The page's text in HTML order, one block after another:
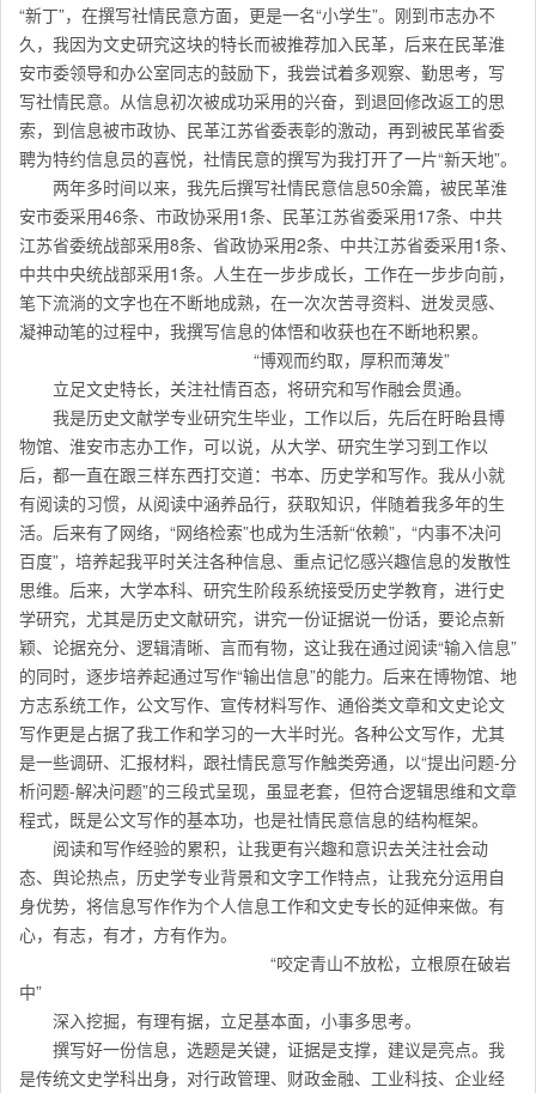
“新丁”，在撰写社情民意方面，更是一名“小学生”。刚到市志办不
久，我因为文史研究这块的特长而被推荐加入民革，后来在民革淮
安市委领导和办公室同志的鼓励下，我尝试着多观察、勤思考，写
写社情民意。从信息初次被成功采用的兴奋，到退回修改返工的思
索，到信息被市政协、民革江苏省委表彰的激动，再到被民革省委
聘为特约信息员的喜悦，社情民意的撰写为我打开了一片“新天地”。
两年多时间以来，我先后撰写社情民意信息50余篇，被民革淮
安市委采用46条、市政协采用1条、民革江苏省委采用17条、中共
江苏省委统战部采用8条、省政协采用2条、中共江苏省委采用1条、
中共中央统战部采用1条。人生在一步步成长，工作在一步步向前，
笔下流淌的文字也在不断地成熟，在一次次苦寻资料、迸发灵感、
凝神动笔的过程中，我撰写信息的体悟和收获也在不断地积累。
“博观而约取，厚积而薄发”
立足文史特长，关注社情百态，将研究和写作融会贯通。
我是历史文献学专业研究生毕业，工作以后，先后在盱眙县博
物馆、淮安市志办工作，可以说，从大学、研究生学习到工作以
后，都一直在跟三样东西打交道：书本、历史学和写作。我从小就
有阅读的习惯，从阅读中涵养品行，获取知识，伴随着我多年的生
活。后来有了网络，“网络检索”也成为生活新“依赖”，“内事不决问
百度”，培养起我平时关注各种信息、重点记忆感兴趣信息的发散性
思维。后来，大学本科、研究生阶段系统接受历史学教育，进行史
学研究，尤其是历史文献研究，讲究一份证据说一份话，要论点新
颖、论据充分、逻辑清晰、言而有物，这让我在通过阅读“输入信息”
的同时，逐步培养起通过写作“输出信息”的能力。后来在博物馆、地
方志系统工作，公文写作、宣传材料写作、通俗类文章和文史论文
写作更是占据了我工作和学习的一大半时光。各种公文写作，尤其
是一些调研、汇报材料，跟社情民意写作触类旁通，以“提出问题-分
析问题-解决问题”的三段式呈现，虽显老套，但符合逻辑思维和文章
程式，既是公文写作的基本功，也是社情民意信息的结构框架。
阅读和写作经验的累积，让我更有兴趣和意识去关注社会动
态、舆论热点，历史学专业背景和文字工作特点，让我充分运用自
身优势，将信息写作作为个人信息工作和文史专长的延伸来做。有
心，有志，有才，方有作为。
“咬定青山不放松，立根原在破岩
中”
深入挖掘，有理有据，立足基本面，小事多思考。
撰写好一份信息，选题是关键，证据是支撑，建议是亮点。我
是传统文史学科出身，对行政管理、财政金融、工业科技、企业经